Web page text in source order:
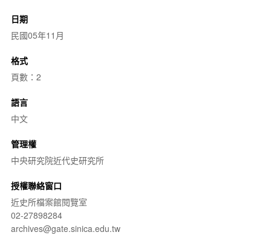
日期
民國05年11月
格式
頁數：2
語言
中文
管理權
中央研究院近代史研究所
授權聯絡窗口
近史所檔案館閱覽室
02-27898284
archives@gate.sinica.edu.tw